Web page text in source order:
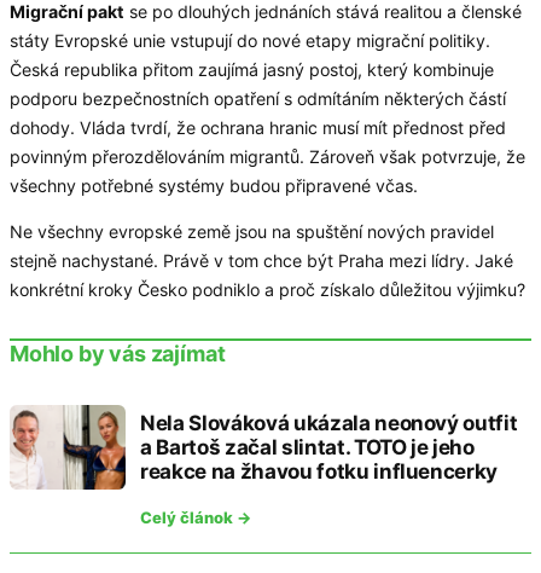
Migrační pakt se po dlouhých jednáních stává realitou a členské
státy Evropské unie vstupují do nové etapy migrační politiky.
Česká republika přitom zaujímá jasný postoj, který kombinuje
podporu bezpečnostních opatření s odmítáním některých částí
dohody. Vláda tvrdí, že ochrana hranic musí mít přednost před
povinným přerozdělováním migrantů. Zároveň však potvrzuje, že
všechny potřebné systémy budou připravené včas.
Ne všechny evropské země jsou na spuštění nových pravidel
stejně nachystané. Právě v tom chce být Praha mezi lídry. Jaké
konkrétní kroky Česko podniklo a proč získalo důležitou výjimku?
Mohlo by vás zajímat
Nela Slováková ukázala neonový outfit
a Bartoš začal slintat. TOTO je jeho
reakce na žhavou fotku influencerky
Celý článok →